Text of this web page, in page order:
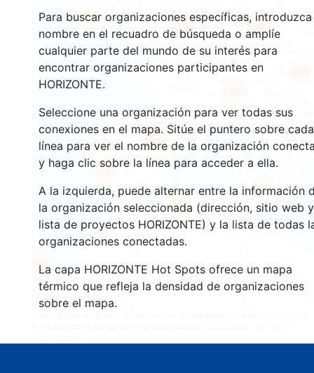
Para buscar organizaciones específicas, introduzca
nombre en el recuadro de búsqueda o amplíe
cualquier parte del mundo de su interés para
encontrar organizaciones participantes en
HORIZONTE.
Seleccione una organización para ver todas sus
conexiones en el mapa. Sitúe el puntero sobre cada
línea para ver el nombre de la organización
y haga clic sobre la línea para acceder a ella.
A la izquierda, puede alternar entre la información
la organización seleccionada (dirección, sitio web y
lista de proyectos HORIZONTE) y la lista de todas
organizaciones conectadas.
La capa HORIZONTE Hot Spots ofrece un mapa
térmico que refleja la densidad de organizaciones
sobre el mapa.
7
164
16
18
2183
409
2195
6028
11848